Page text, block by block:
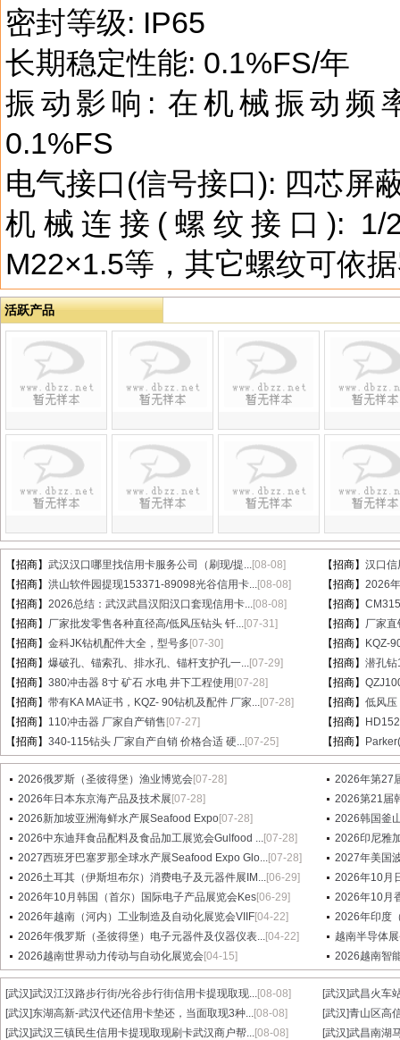
密封等级: IP65
长期稳定性能: 0.1%FS/年
振动影响: 在机械振动频
0.1%FS
电气接口(信号接口): 四芯屏
机械连接(螺纹接口): 1/
M22×1.5等，其它螺纹可依
活跃产品
【招商】 武汉汉口哪里找信用卡服务公司（刷现/提...[08-08] 【招商】 汉口信
【招商】 洪山软件园提现153371-89098光谷信用卡...[08-08] 【招商】 2026
【招商】 2026总结：武汉武昌汉阳汉口套现信用卡...[08-08] 【招商】
【招商】 厂家批发零售各种直径高/低风压钻头 钎...[07-31] 【招商】 厂家
【招商】 金科JK钻机配件大全，型号多 [07-30] 【招商】
KQZ-
【招商】 爆破孔、锚索孔、排水孔、锚杆支护孔一...[07-29] 【招商】 潜孔钻
【招商】 380冲击器 8寸 矿石 水电 井下工程使用 [07-28] 【招商】
【招商】 带有KA MA证书，KQZ- 90钻机及配件 厂家...[07-28] 【招商】 低风压
【招商】 110冲击器 厂家自产销售 [07-27] 【招商】
【招商】 340-115钻头 厂家自产自销 价格合适 硬...[07-25] 【招商】
2026俄罗斯（圣彼得堡）渔业博览会[07-28]
2026年第27
2026年日本东京海产品及技术展 [07-28]
2026第21届
2026新加坡亚洲海鲜水产展Seafood Expo[07-28]
2026韩国釜
2026中东迪拜食品配料及食品加工展览会Gulfood ...[07-28]
2026印尼雅
2027西班牙巴塞罗那全球水产展Seafood Expo Glo...[07-28]
2027年美国
2026土耳其（伊斯坦布尔）消费电子及元器件展IM...[06-29]
2026年10月
2026年10月韩国（首尔）国际电子产品展览会Kes[06-29]
2026年10月
2026年越南（河内）工业制造及自动化展览会VIIF[04-22]
2026年印度
2026年俄罗斯（圣彼得堡）电子元器件及仪器仪表...[04-22]
越南半导体
2026越南世界动力传动与自动化展览会[04-15] 2026越南智
[武汉]武汉江汉路步行街/光谷步行街信用卡提现取现...[08-08] [武汉]武昌火车
[武汉]东湖高新-武汉代还信用卡垫还，当面取现3种...[08-08] [武汉]青山区高
[武汉]武汉三镇民生信用卡提现取现刷卡武汉商户帮...[08-08] [武汉]武昌南湖